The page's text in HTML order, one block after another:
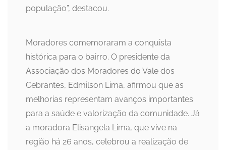
população”, destacou.
Moradores comemoraram a conquista
histórica para o bairro. O presidente da
Associação dos Moradores do Vale dos
Cebrantes, Edmilson Lima, afirmou que as
melhorias representam avanços importantes
para a saúde e valorização da comunidade. Já
a moradora Elisangela Lima, que vive na
região há 26 anos, celebrou a realização de